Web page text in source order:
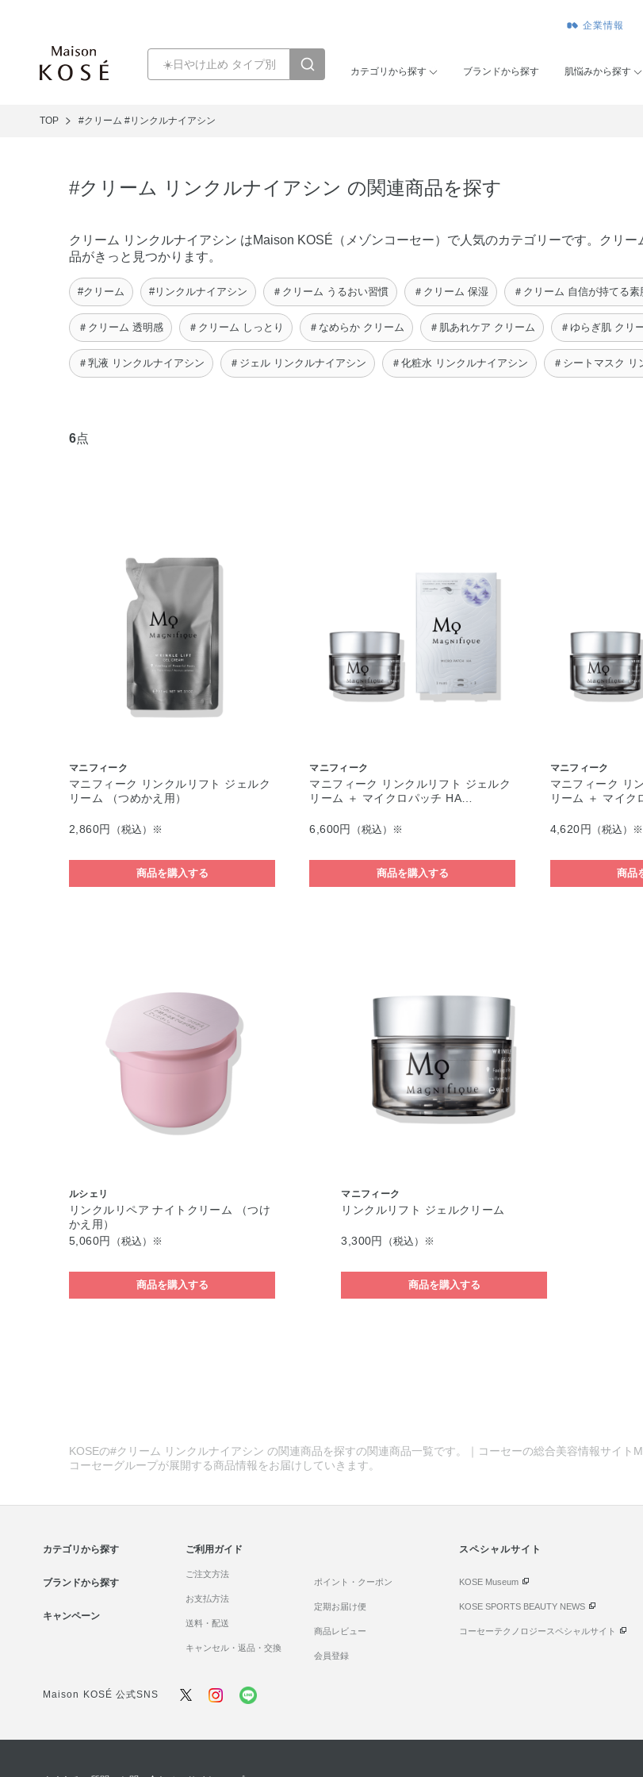
企業情報
カテゴリから探す ブランドから探す 肌悩みから探す
TOP #クリーム #リンクルナイアシン
#クリーム リンクルナイアシン の関連商品を探す
クリーム リンクルナイアシン はMaison KOSÉ（メゾンコーセー）で人気のカテゴリーです。クリ
品がきっと見つかります。
#クリーム #リンクルナイアシン ＃クリーム うるおい習慣 ＃クリーム 保湿 ＃クリーム 自信が持てる素
＃クリーム 透明感 ＃クリーム しっとり ＃なめらか クリーム ＃肌あれケア クリーム ＃ゆらぎ肌 クリ
＃乳液 リンクルナイアシン ＃ジェル リンクルナイアシン ＃化粧水 リンクルナイアシン ＃シートマスク リ
6点
マニフィーク
マニフィーク リンクルリフト ジェルク
リーム （つめかえ用）
2,860円 （税込）※
商品を購入する
マニフィーク
マニフィーク リンクルリフト ジェルク
リーム ＋ マイクロパッチ HA…
6,600円 （税込）※
商品を購入する
マニフィーク
マニフィーク リ
リーム ＋ マイク
4,620円 （税込）※
商品
ルシェリ
リンクルリペア ナイトクリーム （つけ
かえ用）
5,060円
（税込）※
商品を購入する
マニフィーク
リンクルリフト ジェルクリーム
3,300円 （税込）※
商品を購入する
KOSEの#クリーム リンクルナイアシン の関連商品を探すの関連商品一覧です。｜コーセーの総合美容情報サイト
コーセーグループが展開する商品情報をお届けしていきます。
カテゴリから探す
ブランドから探す
キャンペーン
ご利用ガイド
ご注文方法
お支払方法
送料・配送
キャンセル・返品・交換
ポイント・クーポン
定期お届け便
商品レビュー
会員登録
スペシャルサイト
KOSE Museum
KOSE SPORTS BEAUTY NEWS
コーセーテクノロジースペシャルサイト
Maison KOSÉ 公式SNS